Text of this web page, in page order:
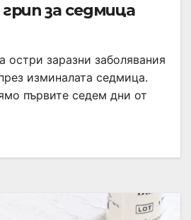
за седмица
остри заразни заболявания
изминалата седмица.
първите седем дни от